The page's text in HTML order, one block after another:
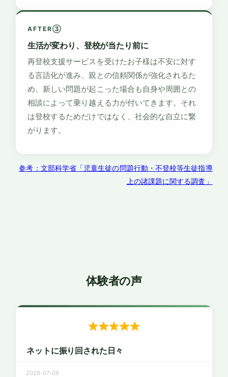
AFTER③
生活が変わり、登校が当たり前に
再登校支援サービスを受けたお子様は不安に対す
る言語化が進み、親との信頼関係が強化されるた
め、新しい問題が起こった場合も自身や周囲との
相談によって乗り越える力が付いてきます。それ
は登校するためだけではなく、社会的な自立に繋
がります。
参考：文部科学省「児童生徒の問題行動・不登校等生徒指導
上の諸課題に関する調査」
体験者の声
ネットに振り回された日々
2026-07-09